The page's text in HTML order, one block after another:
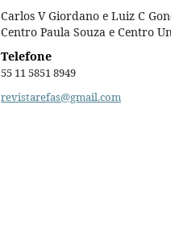
Carlos V Giordano e Luiz C
Centro Paula Souza e Centro
Telefone
55 11 5851 8949
revistarefas@gmail.com